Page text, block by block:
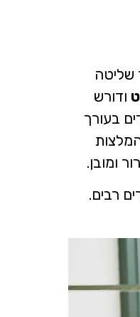
שליטה
ודורש
בעורך
ומובן.
רבים.